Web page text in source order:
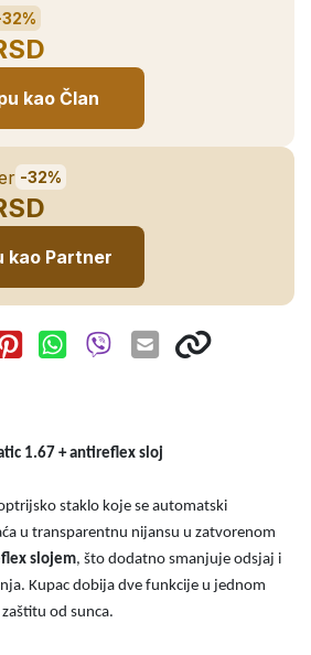
kao Član
-32%
Dodaj u korpu kao Partner
1.67 + antireflex sloj
staklo koje se automatski
u transparentnu nijansu u zatvorenom
slojem, što dodatno smanjuje odsjaj i
Kupac dobija dve funkcije u jednom
od sunca.